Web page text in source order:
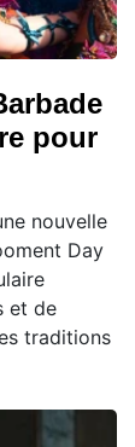
pour
nouvelle
Day
et de
traditions